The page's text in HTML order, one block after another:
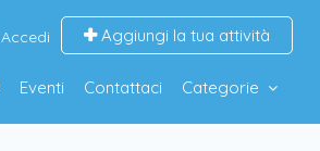
Accedi Aggiungi la tua attività
Eventi Contattaci Categorie